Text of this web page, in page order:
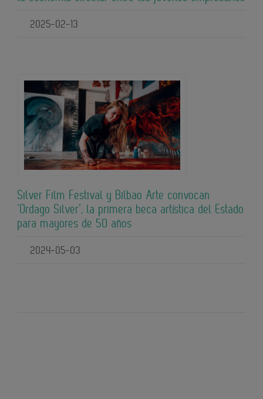
2025-02-13
Silver Film Festival y Bilbao Arte convocan
‘Ordago Silver’, la primera beca artística del Estado
para mayores de 50 años
2024-05-03